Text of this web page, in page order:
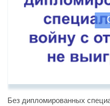
Без дипломированных